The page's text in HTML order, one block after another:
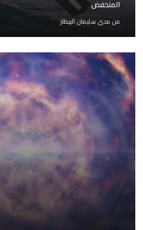
المنخفض
من مدى سليمان البيطار